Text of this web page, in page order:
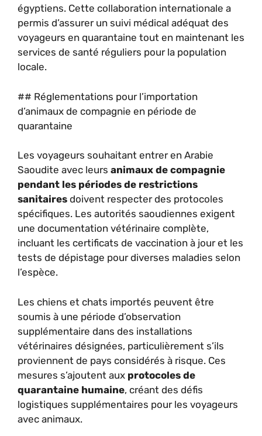
égyptiens. Cette collaboration internationale a
permis d’assurer un suivi médical adéquat des
voyageurs en quarantaine tout en maintenant les
services de santé réguliers pour la population
locale.
## Réglementations pour l’importation
d’animaux de compagnie en période de
quarantaine
Les voyageurs souhaitant entrer en Arabie
Saoudite avec leurs animaux de compagnie
pendant les périodes de restrictions
sanitaires doivent respecter des protocoles
spécifiques. Les autorités saoudiennes exigent
une documentation vétérinaire complète,
incluant les certificats de vaccination à jour et les
tests de dépistage pour diverses maladies selon
l’espèce.
Les chiens et chats importés peuvent être
soumis à une période d’observation
supplémentaire dans des installations
vétérinaires désignées, particulièrement s’ils
proviennent de pays considérés à risque. Ces
mesures s’ajoutent aux protocoles de
quarantaine humaine, créant des défis
logistiques supplémentaires pour les voyageurs
avec animaux.